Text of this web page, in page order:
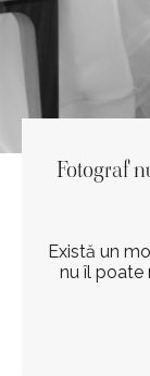
Fotograf
Există un
nu îl poate